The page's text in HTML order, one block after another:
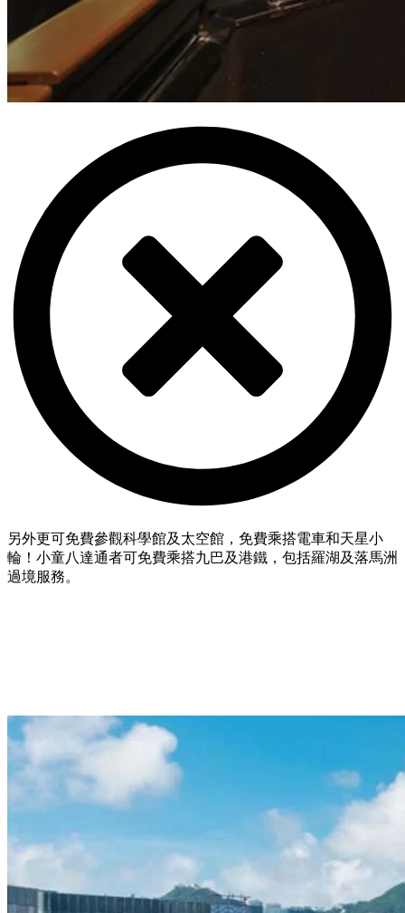
另外更可免費參觀科學館及太空館，免費乘搭電車和天星小
輪！小童八達通者可免費乘搭九巴及港鐵，包括羅湖及落馬洲
過境服務。